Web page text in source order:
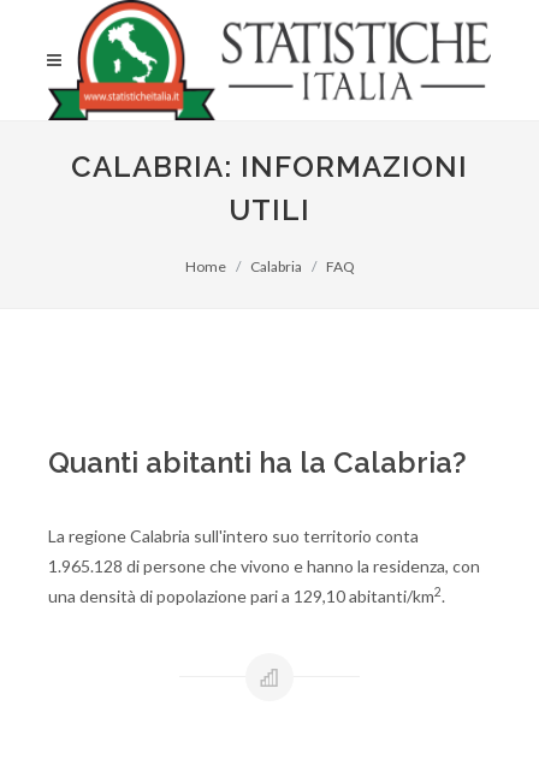
CALABRIA: INFORMAZIONI
UTILI
Home Calabria FAQ
Quanti abitanti ha la Calabria?
La regione Calabria sull'intero suo territorio conta
1.965.128 di persone che vivono e hanno la residenza, con
una densità di popolazione pari a 129,10 abitanti/km2.